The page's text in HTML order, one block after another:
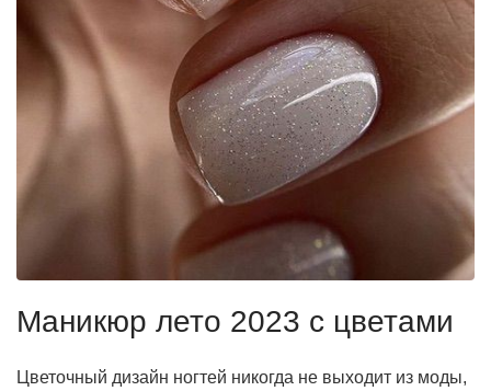
Маникюр лето 2023 с цветами
Цветочный дизайн ногтей никогда не выходит из моды,